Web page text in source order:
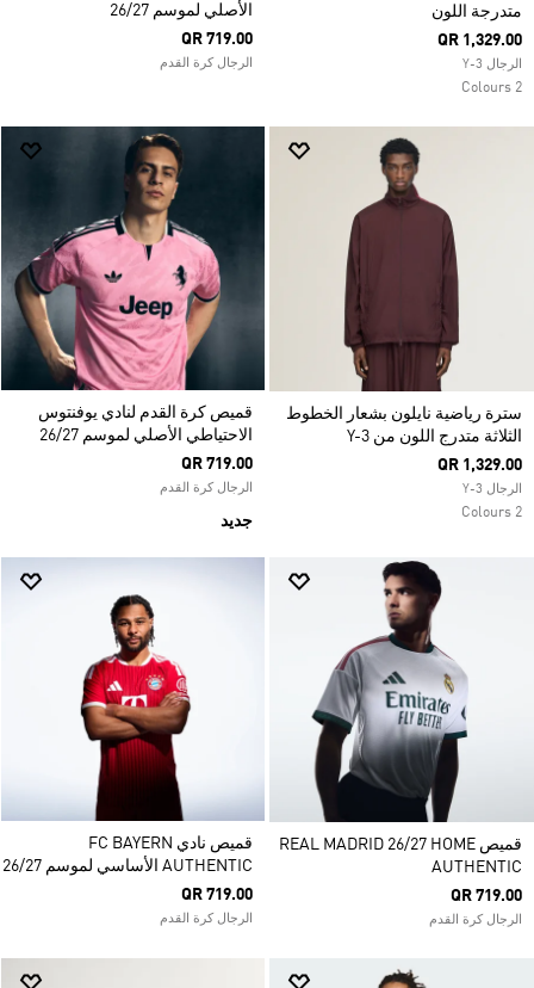
متدرجة اللون
QR 1,329.00
الرجال Y-3
2 Colours
الأصلي لموسم 26/27
QR 719.00
الرجال كرة القدم
سترة رياضية نايلون بشعار الخطوط
الثلاثة متدرج اللون من Y-3
QR 1,329.00
الرجال Y-3
2 Colours
قميص كرة القدم لنادي يوفنتوس
الاحتياطي الأصلي لموسم 26/27
QR 719.00
الرجال كرة القدم
جديد
قميص REAL MADRID 26/27 HOME
AUTHENTIC
QR 719.00
الرجال كرة القدم
قميص نادي FC BAYERN
AUTHENTIC الأساسي لموسم 26/27
QR 719.00
الرجال كرة القدم